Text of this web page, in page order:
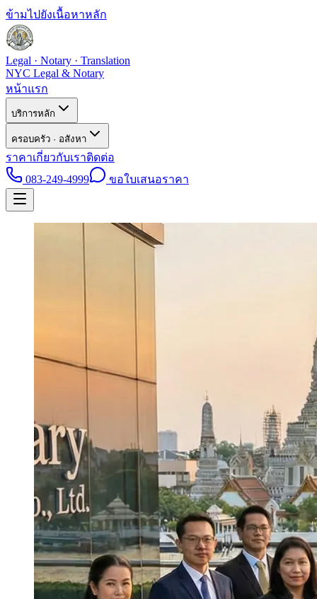
ข้ามไปยังเนื้อหาหลัก
Legal · Notary · Translation
NYC Legal & Notary
หน้าแรก
บริการหลัก
ครอบครัว · อสังหา
ราคาเกี่ยวกับเราติดต่อ
083-249-4999
ขอใบเสนอราคา